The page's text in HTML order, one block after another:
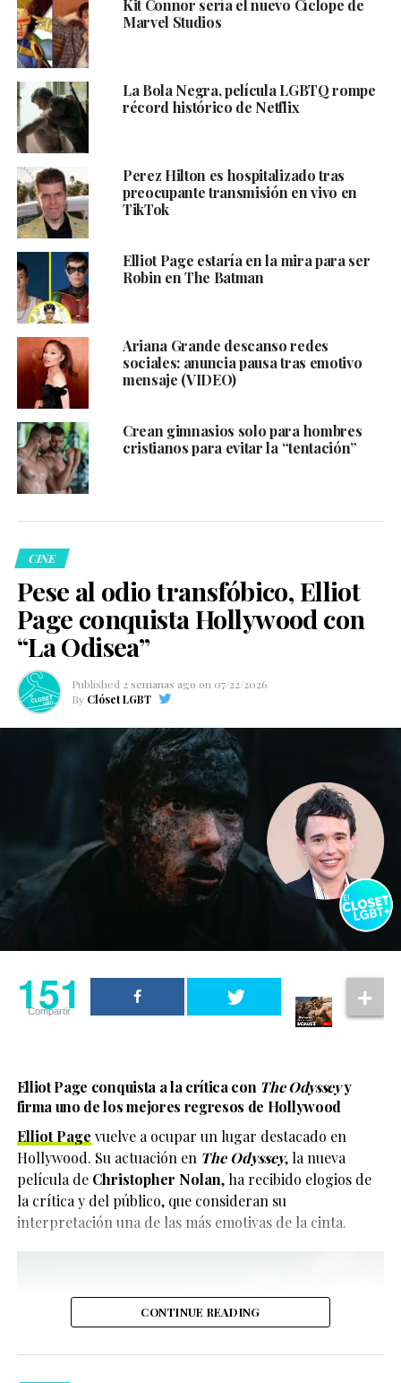
Kit Connor sería el nuevo Cíclope de
Marvel Studios
La Bola Negra, película LGBTQ rompe
récord histórico de Netflix
Perez Hilton es hospitalizado tras
preocupante transmisión en vivo en
TikTok
Elliot Page estaría en la mira para ser
Robin en The Batman
Ariana Grande descanso redes
sociales: anuncia pausa tras emotivo
mensaje (VIDEO)
Crean gimnasios solo para hombres
cristianos para evitar la “tentación”
CINE
Pese al odio transfóbico, Elliot
Page conquista Hollywood con
“La Odisea”
Published 2 semanas ago on 07/22/2026
By Clóset LGBT
151
Compartir
Elliot Page conquista a la crítica con The Odysseyy
firma uno de los mejores regresos de Hollywood
Elliot Page vuelve a ocupar un lugar destacado en
Hollywood. Su actuación en The Odyssey, la nueva
película de Christopher Nolan, ha recibido elogios de
la crítica y del público, que consideran su
interpretación una de las más emotivas de la cinta.
CONTINUE READING